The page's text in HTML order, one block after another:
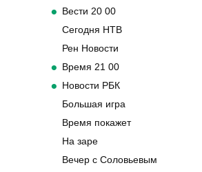
Вести 20 00
Сегодня НТВ
Рен Новости
Время 21 00
Новости РБК
Большая игра
Время покажет
На заре
Вечер с Соловьевым